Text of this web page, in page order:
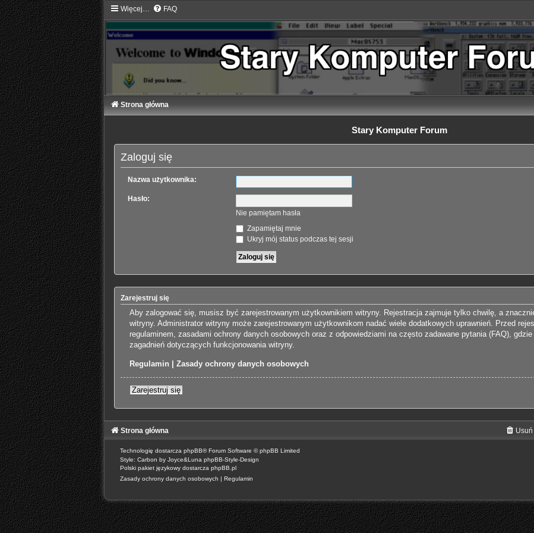
Więcej… FAQ
Strona główna
Stary Komputer Forum
Zaloguj się
Nazwa użytkownika:
Hasło:
Nie pamiętam hasła
Zapamiętaj mnie
Ukryj mój status podczas tej sesji
Zarejestruj się
Aby zalogować się, musisz być zarejestrowanym użytkownikiem witryny. Rejestracja zajmuje tylko chwilę, a
witryny. Administrator witryny może zarejestrowanym użytkownikom nadać wiele dodatkowych uprawnień. Przed
regulaminem, zasadami ochrony danych osobowych oraz z odpowiedziami na często zadawane pytania (FAQ),
zagadnień dotyczących funkcjonowania witryny.
Regulamin | Zasady ochrony danych osobowych
Zarejestruj się
Strona główna
Technologię dostarcza phpBB® Forum Software © phpBB Limited
Style: Carbon by Joyce&Luna phpBB-Style-Design
Polski pakiet językowy dostarcza phpBB.pl
Zasady ochrony danych osobowych | Regulamin